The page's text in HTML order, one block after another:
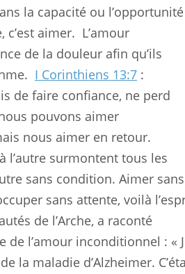
la capacité ou l’opportunité
aimer. L’amour
de la douleur afin qu’ils
I Corinthiens 13:7 :
de faire confiance, ne perd
pouvons aimer
nous aimer en retour.
l’autre surmontent tous les
sans condition. Aimer sans
sans attente, voilà
de l’Arche, a raconté
de l’amour inconditionnel : «
la maladie d’Alzheimer.